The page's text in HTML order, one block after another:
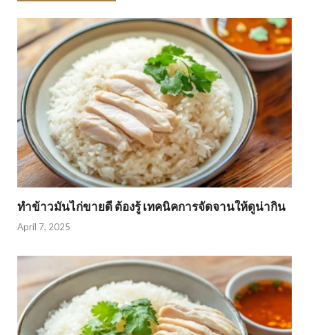
ทำข้าวมันไก่ขายดี ต้องรู้ เทคนิคการจัดจานให้ดูน่ากิน
April 7, 2025